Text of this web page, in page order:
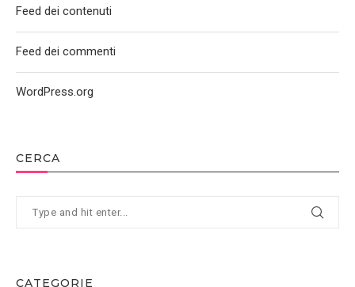
CERCA
CATEGORIE
Feed dei contenuti
Feed dei commenti
WordPress.org